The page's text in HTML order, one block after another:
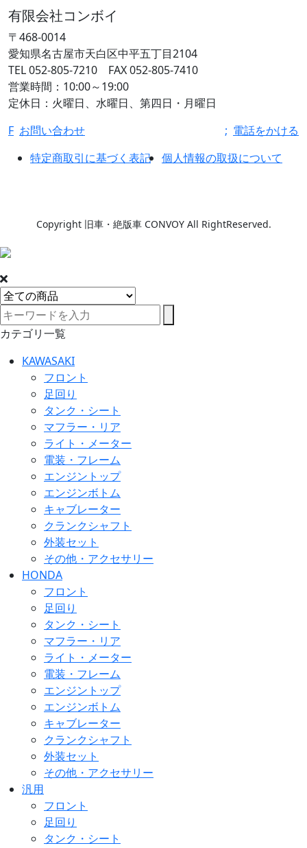
有限会社コンボイ
〒468-0014
愛知県名古屋市天白区中平五丁目2104
TEL 052-805-7210 FAX 052-805-7410
営業時間：10:00～19:00
定休日：火曜日、水曜日、第四日・月曜日
F お問い合わせ ; 電話をかける
特定商取引に基づく表記
個人情報の取扱について
Copyright 旧車・絶版車 CONVOY All RightReserved.
カテゴリ一覧
KAWASAKI
フロント
足回り
タンク・シート
マフラー・リア
ライト・メーター
電装・フレーム
エンジントップ
エンジンボトム
キャブレーター
クランクシャフト
外装セット
その他・アクセサリー
HONDA
フロント
足回り
タンク・シート
マフラー・リア
ライト・メーター
電装・フレーム
エンジントップ
エンジンボトム
キャブレーター
クランクシャフト
外装セット
その他・アクセサリー
汎用
フロント
足回り
タンク・シート